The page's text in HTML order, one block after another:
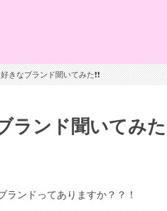
きなブランド聞いてみた❗❗
ンド聞いてみた
ンドってありますか？？！